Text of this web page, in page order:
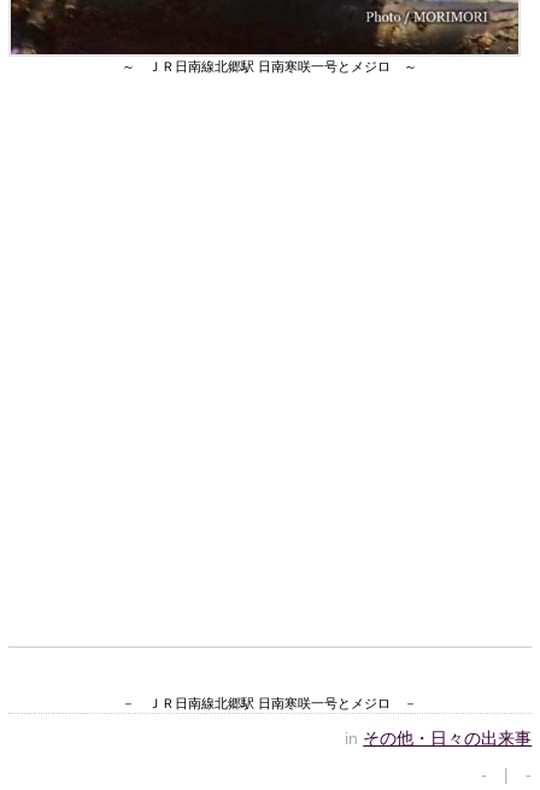
～ ＪＲ日南線北郷駅 日南寒咲一号とメジロ ～
－ ＪＲ日南線北郷駅 日南寒咲一号とメジロ －
in その他・日々の出来事
- | -